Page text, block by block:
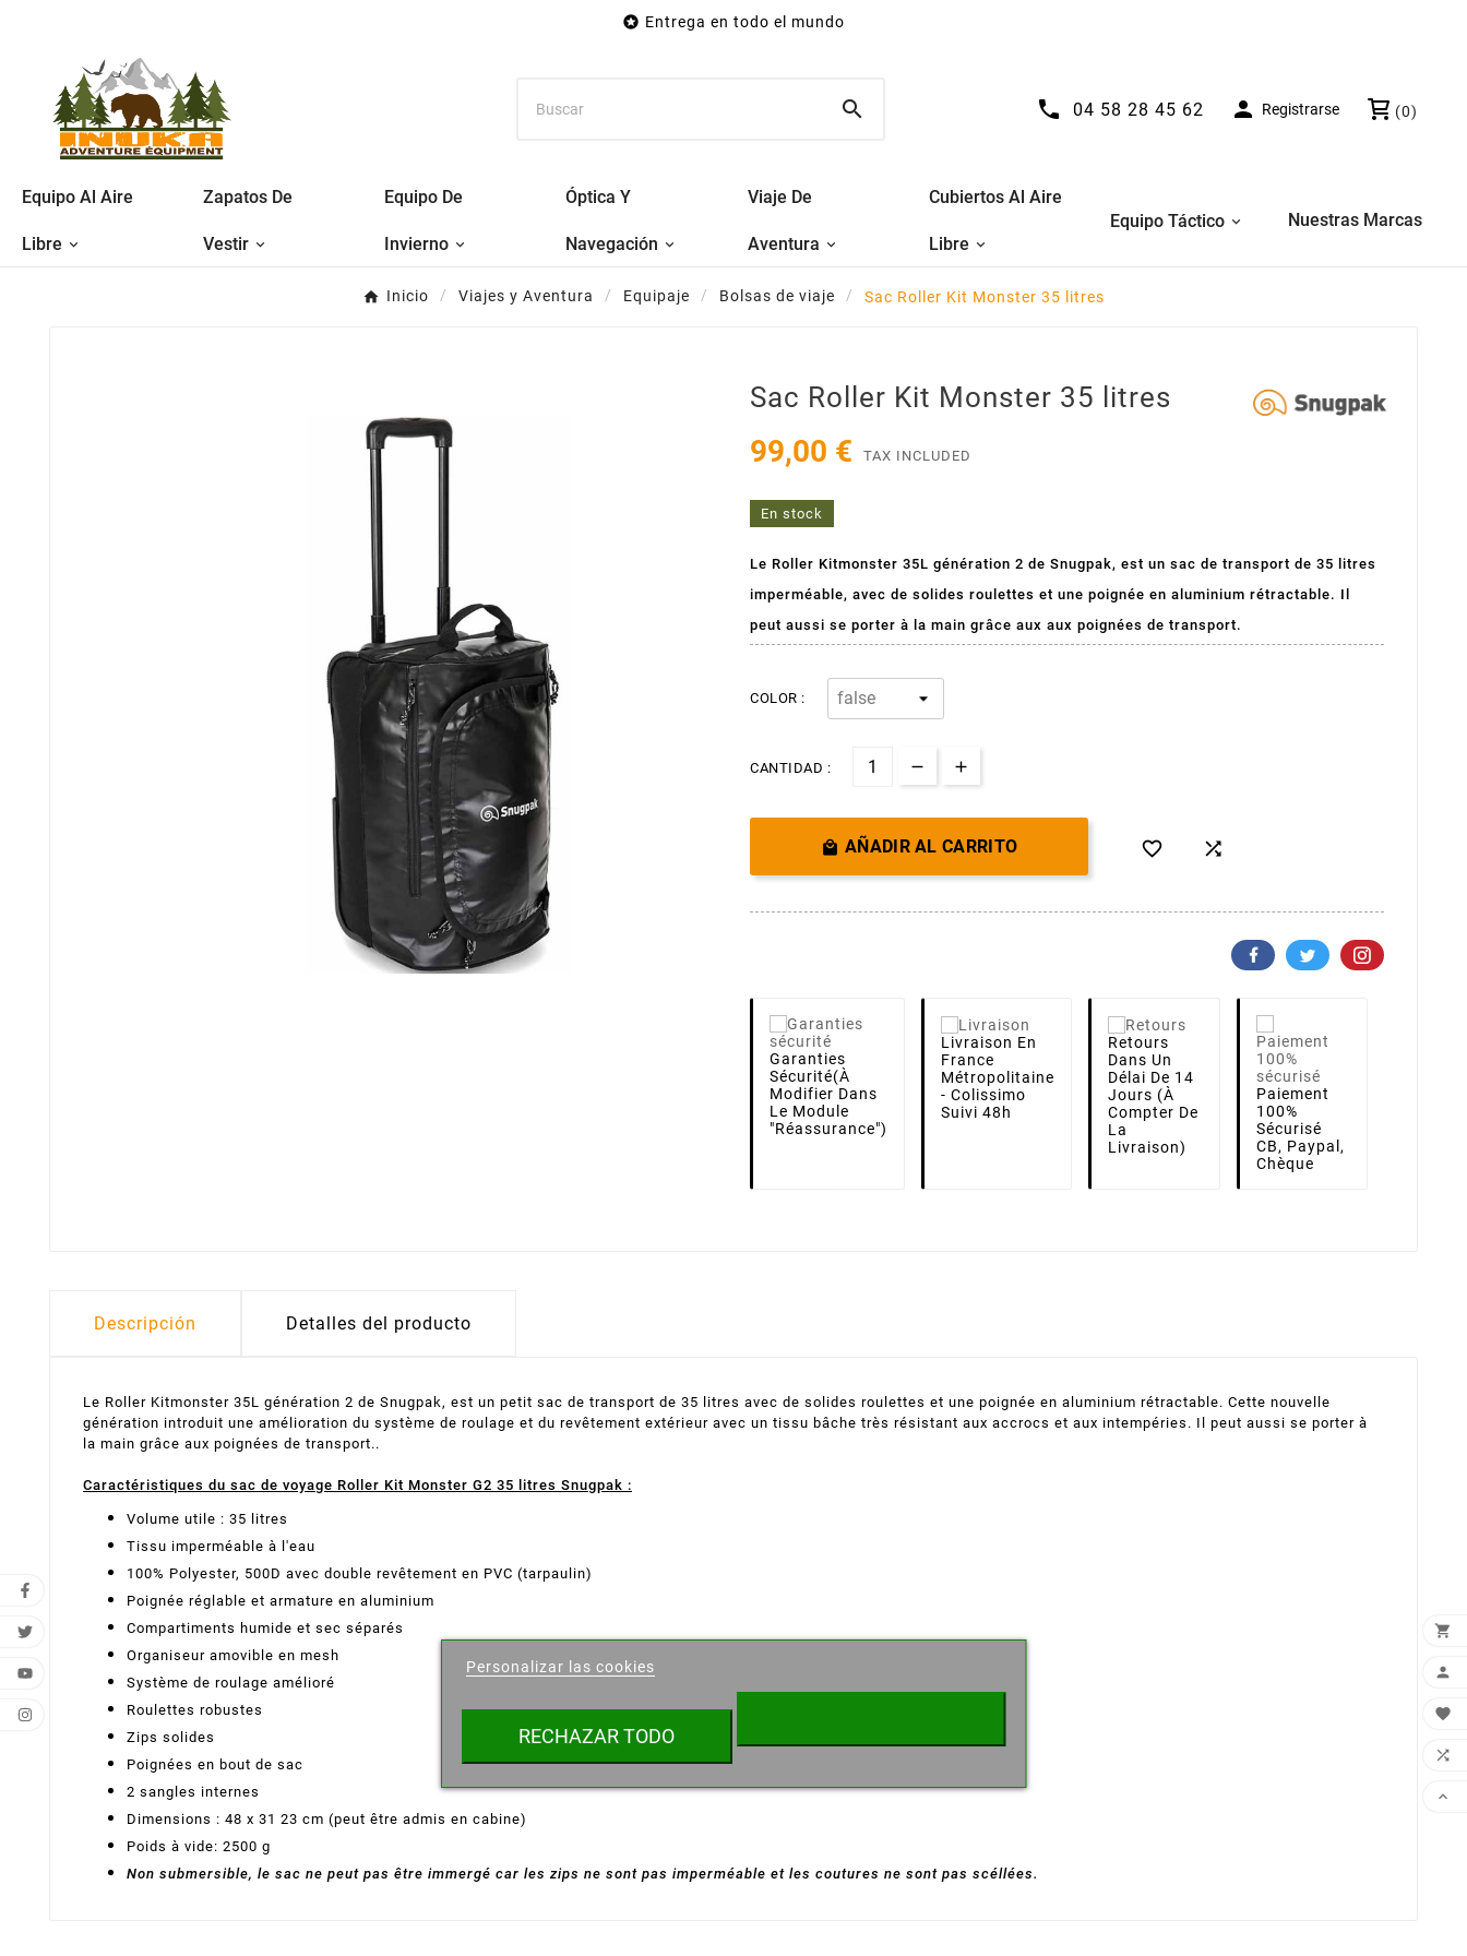
 Entrega en todo el mundo
  04 58 28 45 62  Registrarse (0)
Equipo Al Aire
Libre
Zapatos De
Vestir
Equipo De
Invierno
Óptica Y
Navegación
Viaje De
Aventura
Cubiertos Al Aire
Libre
Equipo Táctico Nuestras Marcas
Inicio Viajes y Aventura Equipaje Bolsas de viaje Sac Roller Kit Monster 35 litres
Sac Roller Kit Monster 35 litres
99,00 € TAX INCLUDED
En stock
Le Roller Kitmonster 35L génération 2 de Snugpak, est un sac de transport de 35 litres
imperméable, avec de solides roulettes et une poignée en aluminium rétractable. Il
peut aussi se porter à la main grâce aux aux poignées de transport.
COLOR :
CANTIDAD :
 AÑADIR AL CARRITO  
Garanties
Sécurité(à
Modifier Dans
Le Module
"Réassurance")
Livraison En
France
Métropolitaine
- Colissimo
Suivi 48h
Retours
Dans Un
Délai De 14
Jours (à
Compter De
La
Livraison)
Paiement
100%
Sécurisé
CB, Paypal,
Chèque
Descripción Detalles del producto
Le Roller Kitmonster 35L génération 2 de Snugpak, est un petit sac de transport de 35 litres avec de solides roulettes et une poignée en aluminium rétractable. Cette nouvelle
génération introduit une amélioration du système de roulage et du revêtement extérieur avec un tissu bâche très résistant aux accrocs et aux intempéries. Il peut aussi se porter à
la main grâce aux poignées de transport..
Caractéristiques du sac de voyage Roller Kit Monster G2 35 litres Snugpak :
Volume utile : 35 litres
Tissu imperméable à l'eau
100% Polyester, 500D avec double revêtement en PVC (tarpaulin)
Poignée réglable et armature en aluminium
Compartiments humide et sec séparés
Organiseur amovible en mesh
Système de roulage amélioré
Roulettes robustes
Zips solides
Poignées en bout de sac
2 sangles internes
Dimensions : 48 x 31 23 cm (peut être admis en cabine)
Poids à vide: 2500 g
Non submersible, le sac ne peut pas être immergé car les zips ne sont pas imperméable et les coutures ne sont pas scéllées.
×
Nombre de la lista de deseos
Personalizar las cookies
RECHAZAR TODO




